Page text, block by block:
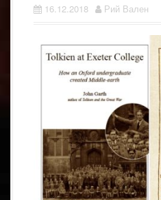
16.12.2018 Рий Вален